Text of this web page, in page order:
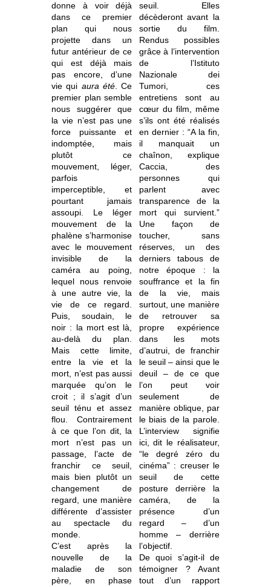
donne à voir déjà
dans ce premier
plan qui nous
projette dans un
futur antérieur de ce
qui est déjà mais
pas encore, d’une
vie qui aura été. Ce
premier plan semble
nous suggérer que
la vie n’est pas une
force puissante et
indomptée, mais
plutôt ce
mouvement, léger,
parfois
imperceptible, et
pourtant jamais
assoupi. Le léger
mouvement de la
phalène s’harmonise
avec le mouvement
invisible de la
caméra au poing,
lequel nous renvoie
à une autre vie, la
vie de ce regard.
Puis, soudain, le
noir : la mort est là,
au-delà du plan.
Mais cette limite,
entre la vie et la
mort, n’est pas aussi
marquée qu’on le
croit ; il s’agit d’un
seuil ténu et assez
flou. Contrairement
à ce que l’on dit, la
mort n’est pas un
passage, l’acte de
franchir ce seuil,
mais bien plutôt un
changement de
regard, une manière
différente d’assister
au spectacle du
monde.
C’est après la
nouvelle de la
maladie de son
père, en phase
seuil. Elles
décèderont avant la
sortie du film.
Rendus possibles
grâce à l’intervention
de l’Istituto
Nazionale dei
Tumori, ces
entretiens sont au
cœur du film, même
s’ils ont été réalisés
en dernier : “A la fin,
il manquait un
chaînon, explique
Caccia, des
personnes qui
parlent avec
transparence de la
mort qui survient.”
Une façon de
toucher, sans
réserves, un des
derniers tabous de
notre époque : la
souffrance et la fin
de la vie, mais
surtout, une manière
de retrouver sa
propre expérience
dans les mots
d’autrui, de franchir
le seuil – ainsi que le
deuil – de ce que
l’on peut voir
seulement de
manière oblique, par
le biais de la parole.
L’interview signifie
ici, dit le réalisateur,
“le degré zéro du
cinéma” : creuser le
seuil de cette
posture derrière la
caméra, de la
présence d’un
regard – d’un
homme – derrière
l’objectif.
De quoi s’agit-il de
témoigner ? Avant
tout d’un rapport